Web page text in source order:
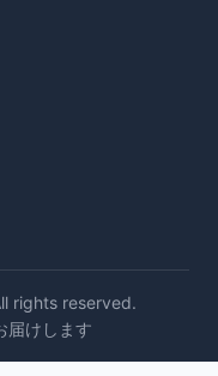
rights reserved.
届けします